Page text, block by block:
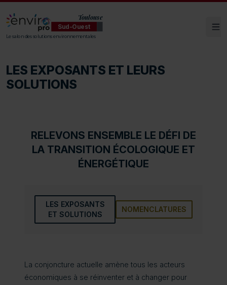
ENVIROpro Sud-Ouest - Toulouse
Toulouse
Sud-Ouest
Le salon des solutions environnementales
LES EXPOSANTS ET LEURS
SOLUTIONS
RELEVONS ENSEMBLE LE DÉFI DE
LA TRANSITION ÉCOLOGIQUE ET
ÉNERGÉTIQUE
LES EXPOSANTS
ET SOLUTIONS
NOMENCLATURES
La conjoncture actuelle amène tous les acteurs
économiques à se réinventer et à changer pour